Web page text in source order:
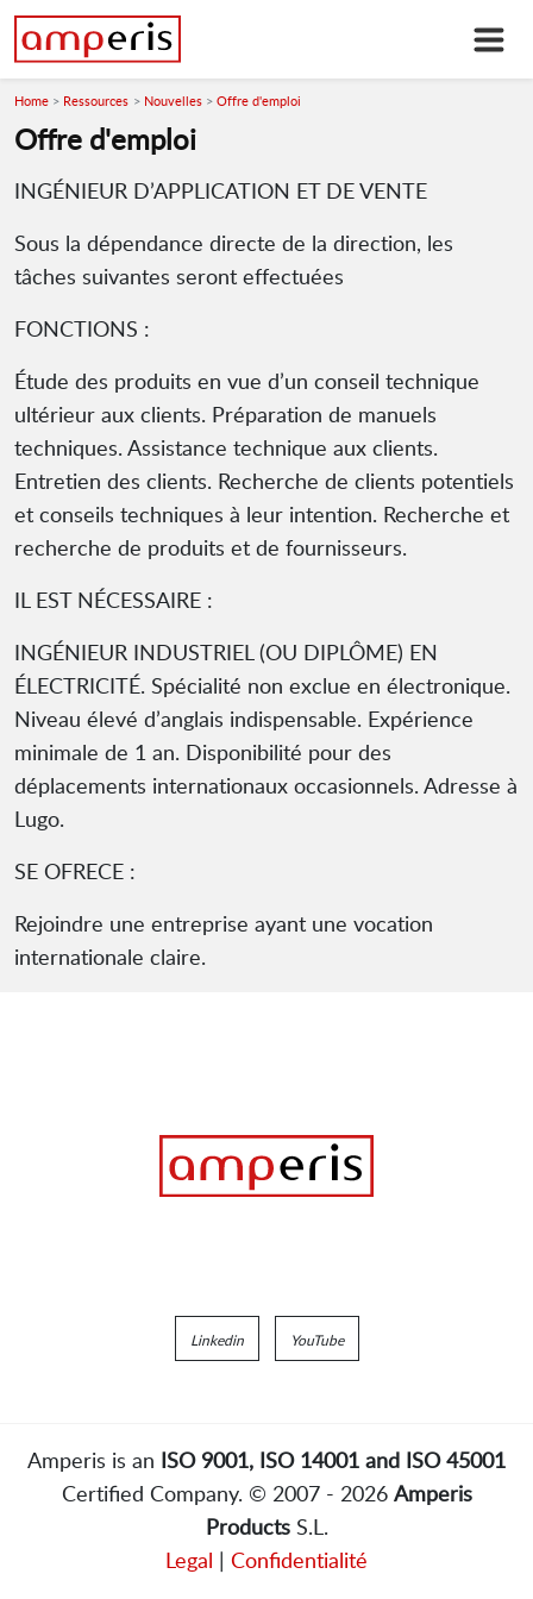
Home Ressources Nouvelles Offre d'emploi
Offre d'emploi
INGÉNIEUR D’APPLICATION ET DE VENTE
Sous la dépendance directe de la direction, les
tâches suivantes seront effectuées
FONCTIONS :
Étude des produits en vue d’un conseil technique
ultérieur aux clients. Préparation de manuels
techniques. Assistance technique aux clients.
Entretien des clients. Recherche de clients potentiels
et conseils techniques à leur intention. Recherche et
recherche de produits et de fournisseurs.
IL EST NÉCESSAIRE :
INGÉNIEUR INDUSTRIEL (OU DIPLÔME) EN
ÉLECTRICITÉ. Spécialité non exclue en électronique.
Niveau élevé d’anglais indispensable. Expérience
minimale de 1 an. Disponibilité pour des
déplacements internationaux occasionnels. Adresse à
Lugo.
SE OFRECE :
Rejoindre une entreprise ayant une vocation
internationale claire.
Linkedin YouTube
Amperis is an ISO 9001, ISO 14001 and ISO 45001
Certified Company. © 2007 - 2026 Amperis
ProductsS.L.
Legal | Confidentialité